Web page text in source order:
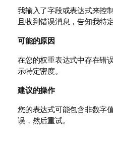
我输入了字段或表达式来控
且收到错误消息，告知我特
可能的原因
在您的权重表达式中存在错
示特定密度。
建议的操作
您的表达式可能包含非数字
误，然后重试。